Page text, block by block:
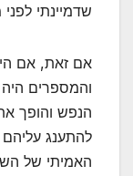
שדמיינתי
אם זאת, אם
והמספרים
הנפש והופך
להתענג עליהם